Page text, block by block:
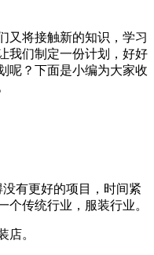
又将接触新的知识，学习
我们制定一份计划，好好
呢？下面是小编为大家收
有更好的项目，时间紧
个传统行业，服装行业。
店。